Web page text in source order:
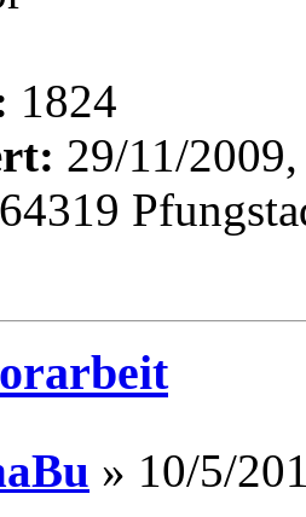
1824
29/11/
64319
» 10/5/